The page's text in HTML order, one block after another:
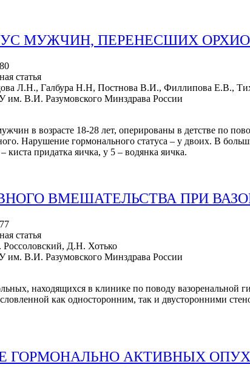
МУЖЧИН, ПЕРЕНЕСШИХ
статья
Л.Н., Галбура Н.Н, Постнова В.И., Филлипова Е.В.,
В.И. Разумовского Минздрава России
в возрасте 18-28 лет, оперированы в детстве по
Нарушение гормонального статуса – у двоих. В
киста придатка яичка, у 5 – водянка яичка.
ВМЕШАТЕЛЬСТВА ПРИ
статья
Д.Н. Хотько
В.И. Разумовского Минздрава России
находящихся в клинике по поводу
как односторонним, так и двусторонними
ГОРМОНАЛЬНО АКТИВНЫХ